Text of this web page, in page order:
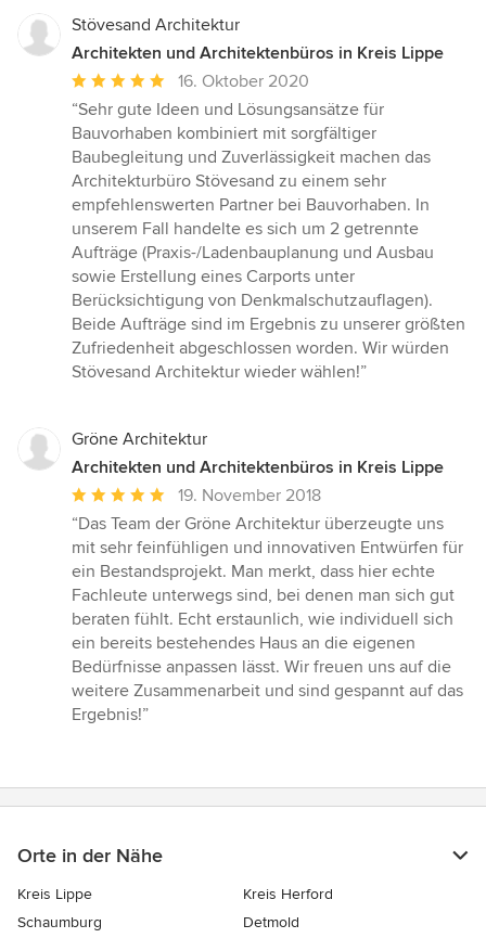
Stövesand Architektur
Architekten und Architektenbüros in Kreis Lippe
Durchschnittliche
Bewertung:
5
von
5
Sternen
16. Oktober 2020
“Sehr gute Ideen und Lösungsansätze für
Bauvorhaben kombiniert mit sorgfältiger
Baubegleitung und Zuverlässigkeit machen das
Architekturbüro Stövesand zu einem sehr
empfehlenswerten Partner bei Bauvorhaben. In
unserem Fall handelte es sich um 2 getrennte
Aufträge (Praxis-/Ladenbauplanung und Ausbau
sowie Erstellung eines Carports unter
Berücksichtigung von Denkmalschutzauflagen).
Beide Aufträge sind im Ergebnis zu unserer größten
Zufriedenheit abgeschlossen worden. Wir würden
Stövesand Architektur wieder wählen!”
Gröne Architektur
Architekten und Architektenbüros in Kreis Lippe
Durchschnittliche
Bewertung:
5
von
5
Sternen
19. November 2018
“Das Team der Gröne Architektur überzeugte uns
mit sehr feinfühligen und innovativen Entwürfen für
ein Bestandsprojekt. Man merkt, dass hier echte
Fachleute unterwegs sind, bei denen man sich gut
beraten fühlt. Echt erstaunlich, wie individuell sich
ein bereits bestehendes Haus an die eigenen
Bedürfnisse anpassen lässt. Wir freuen uns auf die
weitere Zusammenarbeit und sind gespannt auf das
Ergebnis!”
Orte in der Nähe
Kreis Lippe
Kreis Herford
Schaumburg
Detmold